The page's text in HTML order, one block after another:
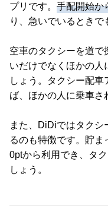
プリです。 手配開始か
り、急いでいるときで
空車のタクシーを道で
いだけでなくほかの
しょう。タクシー配
ば、ほかの人に乗車さ
また、DiDiではタクシ
るのも特徴です。貯
0ptから利用でき、タ
しょう。